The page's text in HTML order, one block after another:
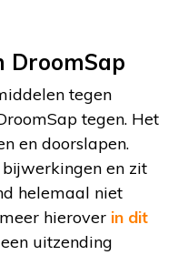
DroomSap
tegen
tegen. Het
en doorslapen.
en zit
helemaal niet
hierover in dit
uitzending